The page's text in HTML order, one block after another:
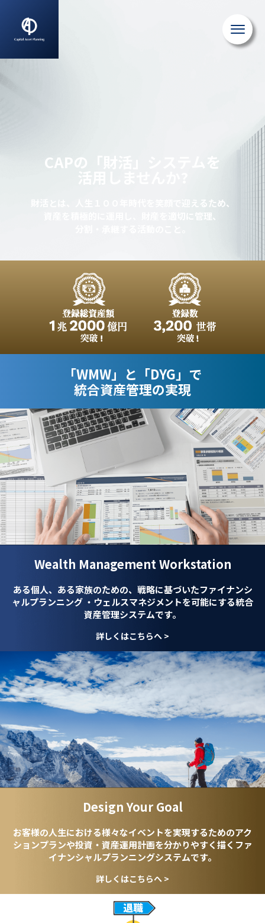
CAPの「財活」システムを
財活とは、人生１００年時代を笑顔で迎えるため、
資産を積極的に運用し、財産を適切に管理、
「WMW」と「DYG」で
統合資産管理の実現
Wealth ManagementWorkstation
ある個人、ある家族のための、戦略に基づいたファイナンシ
ャルプランニング ・ウェルスマネジメントを可能にする統合
資産管理システムです。
詳しくはこちらへ >
Design Your Goal
お客様の人生における様々なイベントを実現するためのアク
ションプランや投資・資産運用計画を分かりやすく描くファ
イナンシャルプランニングシステムです。
詳しくはこちらへ >